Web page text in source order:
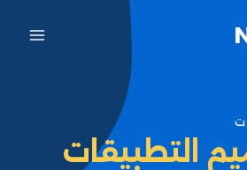
التطبيقات